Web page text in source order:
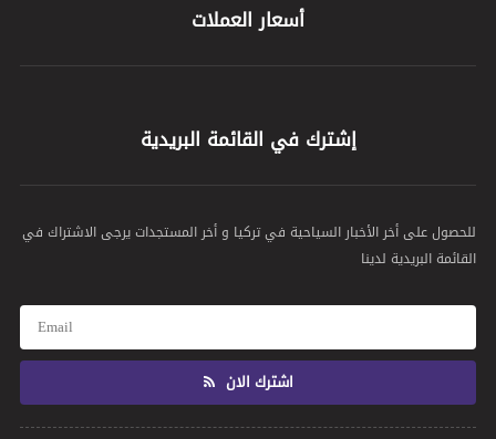
أسعار العملات
إشترك في القائمة البريدية
للحصول على أخر الأخبار السياحية في تركيا و أخر المستجدات يرجى الاشتراك في
القائمة البريدية لدينا
اشترك الان